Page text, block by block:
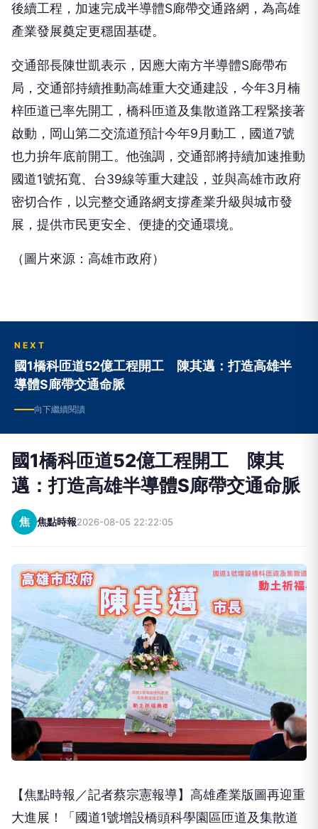
後續工程，加速完成半導體S廊帶交通路網，為高雄
產業發展奠定更穩固基礎。
交通部長陳世凱表示，因應大南方半導體S廊帶布
局，交通部持續推動高雄重大交通建設，今年3月楠
梓匝道已率先開工，橋科匝道及集散道路工程緊接著
啟動，岡山第二交流道預計今年9月動工，國道7號
也力拚年底前開工。他強調，交通部將持續加速推動
國道1號拓寬、台39線等重大建設，並與高雄市政府
密切合作，以完整交通路網支撐產業升級與城市發
展，提供市民更安全、便捷的交通環境。
（圖片來源：高雄市政府）
NEXT
國1橋科匝道52億工程開工 陳其邁：打造高雄半
導體S廊帶交通命脈
向下繼續閱讀
國1橋科匝道52億工程開工 陳其
邁：打造高雄半導體S廊帶交通命脈
焦 焦點時報2026-08-05 22:22:05
【焦點時報／記者蔡宗憲報導】高雄產業版圖再迎重
大進展！「國道1號增設橋頭科學園區匝道及集散道